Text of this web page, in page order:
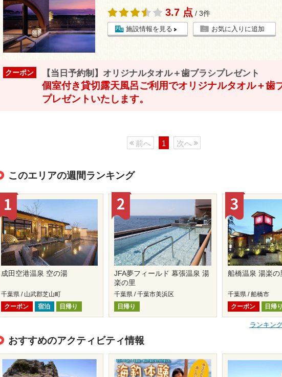
3.7 点 / 3件
施設情報を見る お気に入りに追加
クーポン 【当日予約制】オリジナルタオル＋歯ブラシプレゼント
個室付き貸切露天風呂ご利用でオリジナルタオル＋歯
プレゼントいたします。
前へ 1 次へ
このエリアの週間ランキング
成田空港温泉 空の湯
千葉県 / 山武郡芝山町
クーポン
宿泊 日帰り
JFA夢フィールド 幕張温泉 湯
楽の里
千葉県 / 千葉市美浜区
日帰り
船橋温泉 湯楽の
千葉県 / 船橋市
クーポン
日帰り
ランキン
おすすめのアクティビティ情報